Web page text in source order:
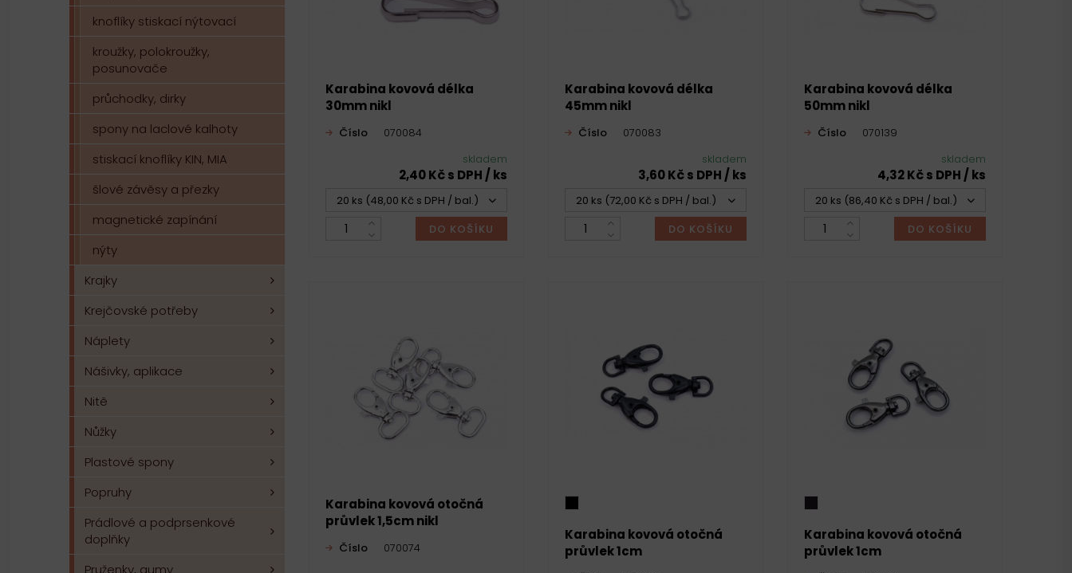
knoflíky stiskací nýtovací
kroužky, polokroužky,
posunovače
průchodky, dirky
spony na laclové kalhoty
stiskací knoflíky KIN, MIA
šlové závěsy a přezky
magnetické zapínání
nýty
Krajky
Krejčovské potřeby
Náplety
Nášivky, aplikace
Nitě
Nůžky
Plastové spony
Popruhy
Prádlové a podprsenkové
doplňky
Pruženky, gumy
Karabina kovová délka
30mm nikl
Číslo
070084
skladem
2,40 Kč s DPH / ks
20 ks (48,00 Kč s DPH / bal.)
DO KOŠÍKU
Karabina kovová délka
45mm nikl
Číslo
070083
skladem
3,60 Kč s DPH / ks
20 ks (72,00 Kč s DPH / bal.)
DO KOŠÍKU
Karabina kovová délka
50mm nikl
Číslo
070139
skladem
4,32 Kč s DPH / ks
20 ks (86,40 Kč s DPH / bal.)
DO KOŠÍKU
Karabina kovová otočná
průvlek 1,5cm nikl
Číslo 070074
Karabina kovová otočná
průvlek 1cm
Karabina kovová otočná
průvlek 1cm